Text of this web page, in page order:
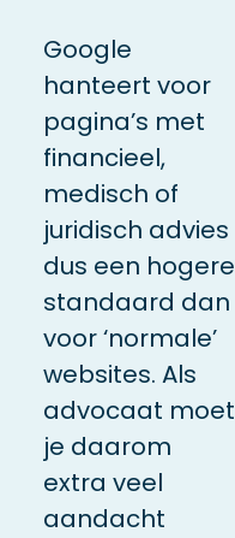
Google
hanteert voor
pagina’s met
financieel,
medisch of
juridisch advies
dus een hogere
standaard dan
voor ‘normale’
websites. Als
advocaat moet
je daarom
extra veel
aandacht